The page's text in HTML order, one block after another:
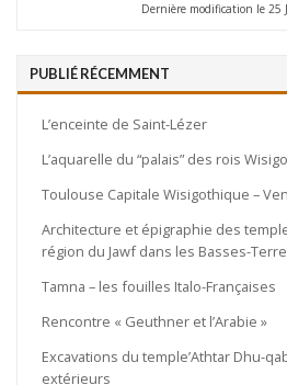
Dernière modification le 25
PUBLIÉ RÉCEMMENT
L’enceinte de Saint-Lézer
L’aquarelle du “palais” des rois
Toulouse Capitale Wisigothique –
Architecture et épigraphie des
région du Jawf dans les Basses-
Tamna – les fouilles Italo-Françaises
Rencontre « Geuthner et l’Arabie »
Excavations du temple’Athtar Dhu-
extérieurs